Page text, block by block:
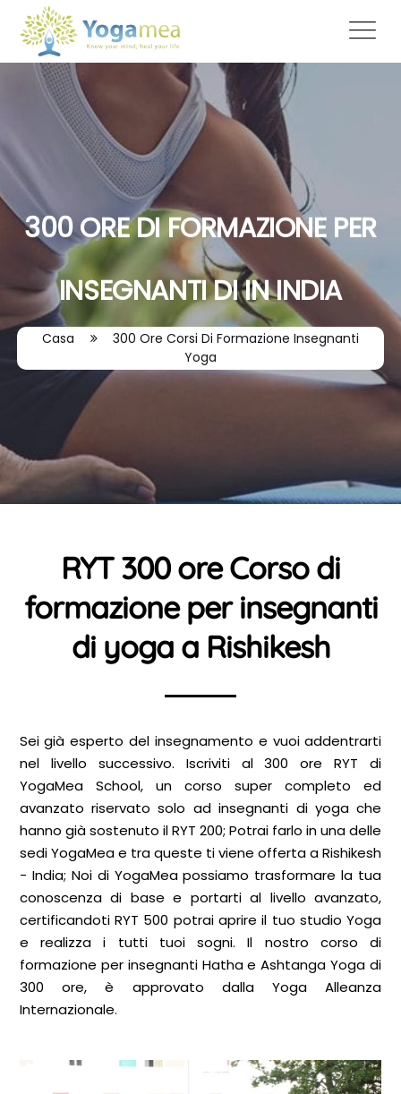
300 ORE DI FORMAZIONE PER
INSEGNANTI DI IN INDIA
Casa
300 Ore Corsi Di Formazione Insegnanti
Yoga
RYT 300 ore Corso di
formazione per insegnanti
di yoga a Rishikesh
Sei già esperto del insegnamento e vuoi addentrarti
nel livello successivo. Iscriviti al 300 ore RYT di
YogaMea School, un corso super completo ed
avanzato riservato solo ad insegnanti di yoga che
hanno già sostenuto il RYT 200; Potrai farlo in una delle
sedi YogaMea e tra queste ti viene offerta a Rishikesh
- India; Noi di YogaMea possiamo trasformare la tua
conoscenza di base e portarti al livello avanzato,
certificandoti RYT 500 potrai aprire il tuo studio Yoga
e realizza i tutti tuoi sogni. Il nostro corso di
formazione per insegnanti Hatha e Ashtanga Yoga di
300 ore, è approvato dalla Yoga Alleanza
Internazionale.